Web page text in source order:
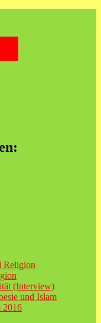
Religion
(Interview)
und Islam
2016